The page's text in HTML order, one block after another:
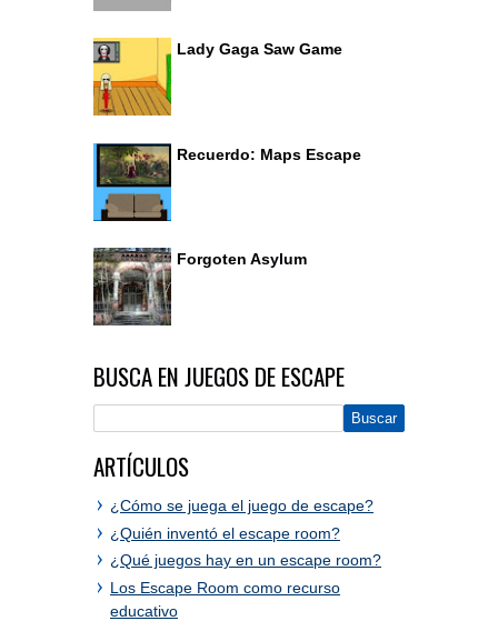
Lady Gaga Saw Game
Recuerdo: Maps Escape
Forgoten Asylum
BUSCA EN JUEGOS DE ESCAPE
ARTÍCULOS
¿Cómo se juega el juego de escape?
¿Quién inventó el escape room?
¿Qué juegos hay en un escape room?
Los Escape Room como recurso
educativo